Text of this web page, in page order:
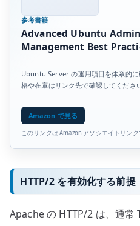
参考書籍
Advanced Ubuntu
Management Best
Ubuntu Server の運用項目を体系的
格や在庫はリンク先で確認してくださ
Amazon で見る
このリンクは Amazon アソシエイトリンク
HTTP/2 を有効化する前提
Apache の HTTP/2 は、通常